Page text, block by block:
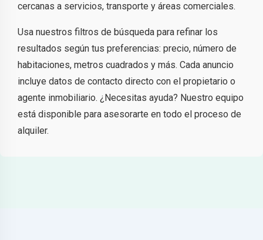
cercanas a servicios, transporte y áreas comerciales.
Usa nuestros filtros de búsqueda para refinar los
resultados según tus preferencias: precio, número de
habitaciones, metros cuadrados y más. Cada anuncio
incluye datos de contacto directo con el propietario o
agente inmobiliario. ¿Necesitas ayuda? Nuestro equipo
está disponible para asesorarte en todo el proceso de
alquiler.